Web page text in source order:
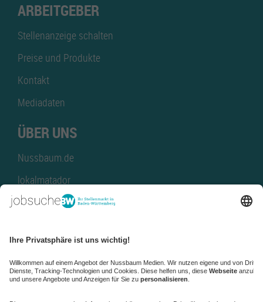
ARBEITGEBER
Stellenanzeige schalten
Preise und Produkte
Kontakt
Mediadaten
ÜBER UNS
Nussbaum.de
lokalmatador
kaufinBW
NussbaumID
Nussbaum Medien